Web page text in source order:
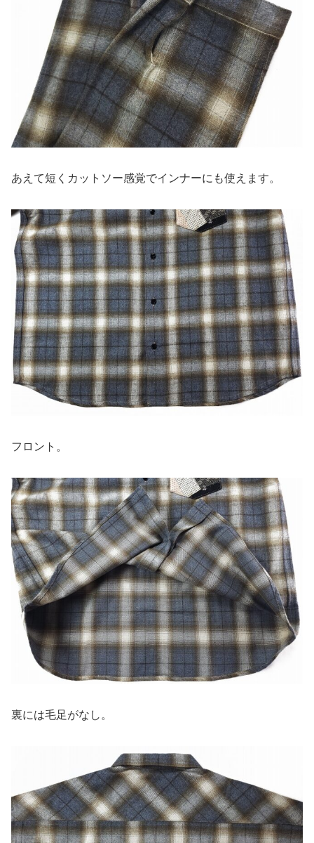
あえて短くカットソー感覚でインナーにも使えます。
フロント。
裏には毛足がなし。